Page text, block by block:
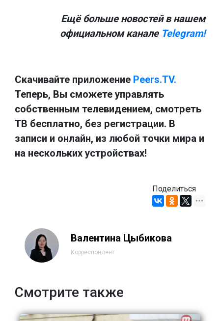
Ещё больше новостей в нашем
официальном канале Telegram!
Скачивайте приложение Peers.TV.
Теперь, Вы сможете управлять
собственным телевидением, смотреть
ТВ бесплатно, без регистрации. В
записи и онлайн, из любой точки мира и
на нескольких устройствах!
Поделиться
Валентина Цыбикова
Корреспондент
Смотрите также